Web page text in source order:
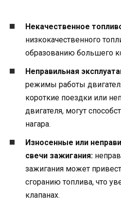
Некачественное
низкокачественного
образованию большего
Неправильная
режимы работы
короткие поездки или
двигателя, могут
нагара.
Износенные или
свечи зажигания:
зажигания может
сгоранию топлива, что
клапанах.